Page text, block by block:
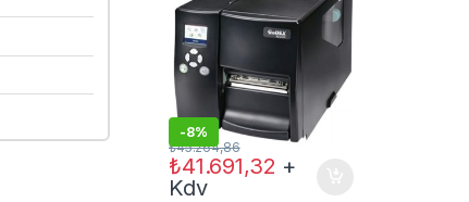
-8%
₺41.691,32
₺45.264,86
+
Kdv